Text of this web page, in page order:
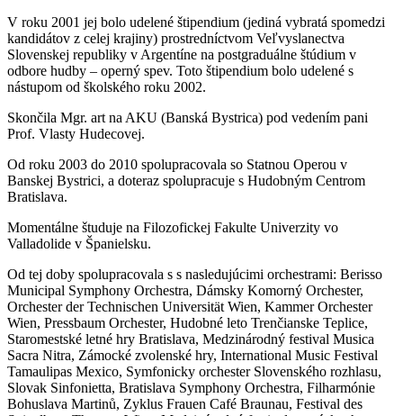
V roku 2001 jej bolo udelené štipendium (jediná vybratá spomedzi
kandidátov z celej krajiny) prostredníctvom Veľvyslanectva
Slovenskej republiky v Argentíne na postgraduálne štúdium v
odbore hudby – operný spev. Toto štipendium bolo udelené s
nástupom od školského roku 2002.
Skončila Mgr. art na AKU (Banská Bystrica) pod vedením pani
Prof. Vlasty Hudecovej.
Od roku 2003 do 2010 spolupracovala so Statnou Operou v
Banskej Bystrici, a doteraz spolupracuje s Hudobným Centrom
Bratislava.
Momentálne študuje na Filozofickej Fakulte Univerzity vo
Valladolide v Španielsku.
Od tej doby spolupracovala s s nasledujúcimi orchestrami: Berisso
Municipal Symphony Orchestra, Dámsky Komorný Orchester,
Orchester der Technischen Universität Wien, Kammer Orchester
Wien, Pressbaum Orchester, Hudobné leto Trenčianske Teplice,
Staromestské letné hry Bratislava, Medzinárodný festival Musica
Sacra Nitra, Zámocké zvolenské hry, International Music Festival
Tamaulipas Mexico, Symfonicky orchester Slovenského rozhlasu,
Slovak Sinfonietta, Bratislava Symphony Orchestra, Filharmónie
Bohuslava Martinů, Zyklus Frauen Café Braunau, Festival des